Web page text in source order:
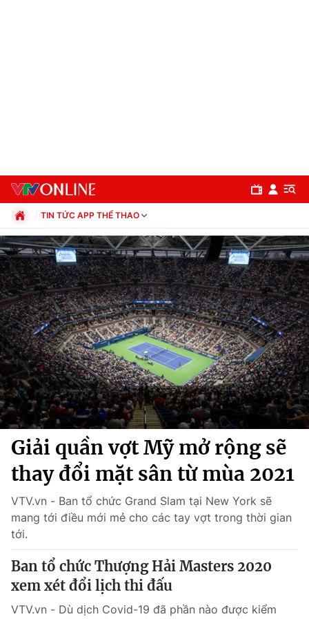
Chuyên mục
Chính trị
Xã hội
Pháp luật
Y tế
Thế giới
Tin tức
Thế giới đó đây
Câu chuyện quốc tế
Kinh tế
Tài chính
Thị trường
Góc doanh nghiệp
Dữ liệu và đời sống
Truyền hình
TIN TỨC APP THỂ THAO
Chính trị
Xã hội
Pháp luật
Kinh tế
Thể thao
Truyền hình
Văn hóa - Giải trí
Y tế
Đời sống
Công nghệ
Giáo dục
Giải quần vợt Mỹ mở rộng sẽ
thay đổi mặt sân từ mùa 2021
VTV.vn - Ban tổ chức Grand Slam tại New York sẽ
mang tới điều mới mẻ cho các tay vợt trong thời gian
tới.
Ban tổ chức Thượng Hải Masters 2020
xem xét đổi lịch thi đấu
VTV.vn - Dù dịch Covid-19 đã phần nào được kiểm